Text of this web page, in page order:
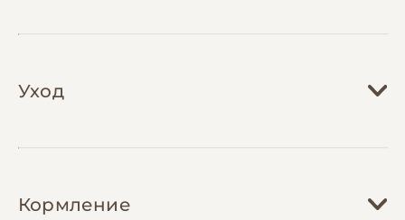
Уход
требует создания специфических условий в
Кормление